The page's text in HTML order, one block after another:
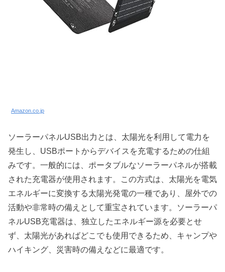
Amazon.co.jp
ソーラーパネルUSB出力とは、太陽光を利用して電力を
発生し、USBポートからデバイスを充電するための仕組
みです。一般的には、ポータブルなソーラーパネルが搭載
された充電器が使用されます。この方式は、太陽光を電気
エネルギーに変換する太陽光発電の一種であり、屋外での
活動や非常時の備えとして重宝されています。ソーラーパ
ネルUSB充電器は、独立したエネルギー源を必要とせ
ず、太陽光があればどこでも使用できるため、キャンプや
ハイキング、災害時の備えなどに最適です。